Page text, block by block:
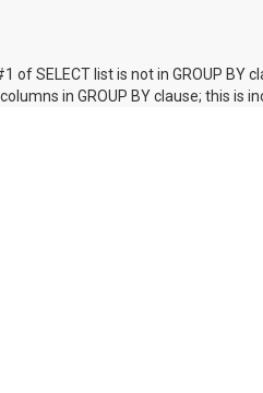
of SELECT list is not in GROUP
in GROUP BY clause; this is